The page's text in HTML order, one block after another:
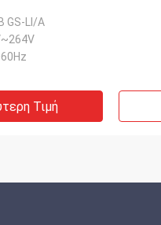
GS-LI/A
Τιμή